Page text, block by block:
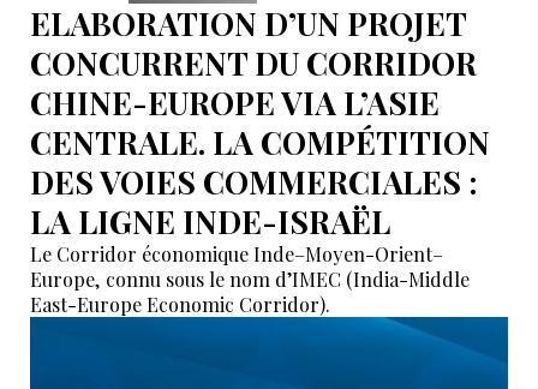
ELABORATION D’UN PROJET
CONCURRENT DU CORRIDOR
CHINE-EUROPE VIA L’ASIE
CENTRALE. LA COMPÉTITION
DES VOIES COMMERCIALES :
LA LIGNE INDE-ISRAËL
Le Corridor économique Inde–Moyen-Orient–
Europe, connu sous le nom d’IMEC (India-Middle
East-Europe Economic Corridor).